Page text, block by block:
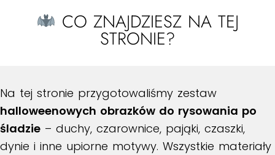
CO ZNAJDZIESZ NA TEJ
STRONIE?
Na tej stronie przygotowaliśmy zestaw
halloweenowych obrazków do rysowania po
śladzie – duchy, czarownice, pająki, czaszki,
dynie i inne upiorne motywy. Wszystkie materiały